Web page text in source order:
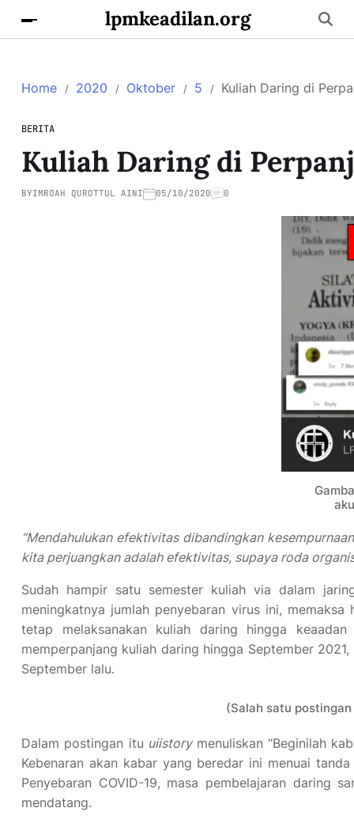
lpmkeadilan.org
Home 2020 Oktober 5 Kuliah Daring di
BERITA
Kuliah Daring di
BYIMROAH QUROTTUL AINI 05/10/2020 0
“Mendahulukan efektivitas dibandingkan
kita perjuangkan adalah efektivitas, supaya roda
Sudah hampir satu semester kuliah via dalam
meningkatnya jumlah penyebaran virus ini,
tetap melaksanakan kuliah daring hingga
memperpanjang kuliah daring hingga September
September lalu.
(Salah satu
Dalam postingan itu uiistory menuliskan “Beginilah
Kebenaran akan kabar yang beredar ini menuai
Penyebaran COVID-19, masa pembelajaran daring
mendatang.